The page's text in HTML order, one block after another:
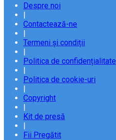
Despre noi
|
Contactează-ne
|
Termeni și condiții
|
Politica de confidențialitate
|
Politica de cookie-uri
|
Copyright
|
Kit de presă
|
Fii Pregătit